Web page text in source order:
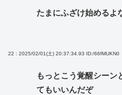
たまにふざけ始めるよ
22 : 2025/02/01(土) 20:37:34.93 ID:/66fMUKN0
もっとこう覚醒シーン
てもいいんだぞ